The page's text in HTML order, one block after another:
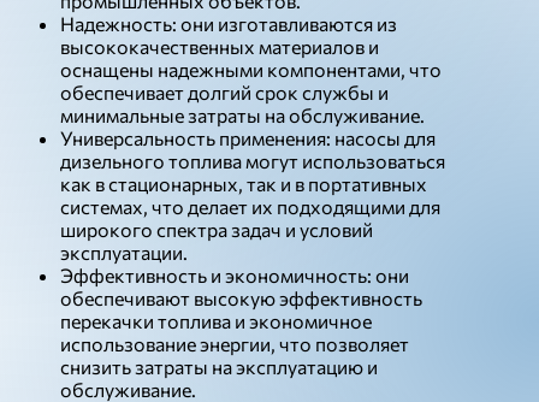
Надежность: они изготавливаются из
высококачественных материалов и
оснащены надежными компонентами, что
обеспечивает долгий срок службы и
минимальные затраты на обслуживание.
Универсальность применения: насосы для
дизельного топлива могут использоваться
как в стационарных, так и в портативных
системах, что делает их подходящими для
широкого спектра задач и условий
эксплуатации.
Эффективность и экономичность: они
обеспечивают высокую эффективность
перекачки топлива и экономичное
использование энергии, что позволяет
снизить затраты на эксплуатацию и
обслуживание.